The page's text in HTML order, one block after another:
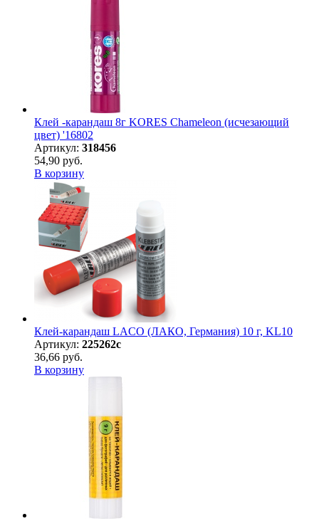
Клей -карандаш 8г KORES Chameleon (исчезающий
цвет) '16802
Артикул: 318456
54,90 руб.
В корзину
Клей-карандаш LACO (ЛАКО, Германия) 10 г, KL10
Артикул: 225262с
36,66 руб.
В корзину